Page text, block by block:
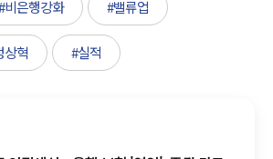
비은행강화 #밸류업
상혁 #실적